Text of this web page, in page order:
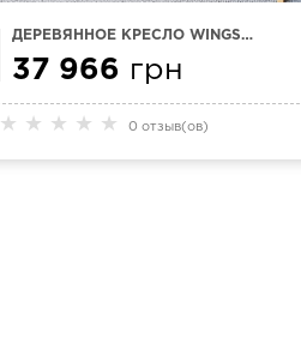
★ ★ ★ ★ ★ 0 отзыв(ов)
ДЕРЕВЯННОЕ КРЕСЛО WINGS
37 966 грн